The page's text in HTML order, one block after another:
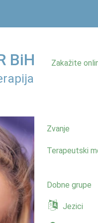
BiH Zakažite
Zvanje
Terapeutski
Dobne grupe
Jezici